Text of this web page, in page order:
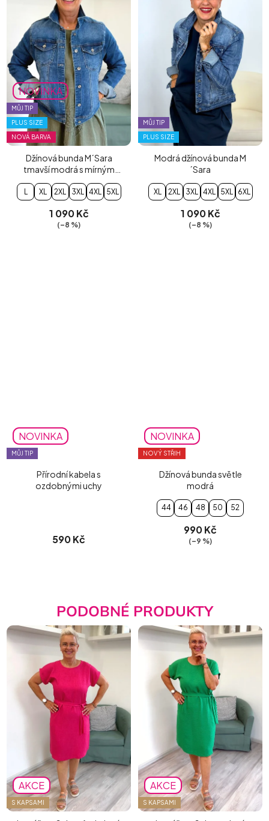
NOVINKA
MŮJ TIP
PLUS SIZE
NOVÁ BARVA
Džínová bunda M´Sara
tmavší modrá s mírným
šisováním
XL 2XL 3XL 4XL 5XL
1 090 Kč
(–8 %)
MŮJ TIP
PLUS SIZE
Modrá džínová bunda M
´Sara
XL 2XL 3XL 4XL 5XL 6XL
1 090 Kč
(–8 %)
NOVINKA
MŮJ TIP
Přírodní kabela s
ozdobnými uchy
590 Kč
NOVINKA
NOVÝ STŘIH
Džínová bunda světle
modrá
44 46 48 50 52
990 Kč
(–9 %)
PODOBNÉ PRODUKTY
AKCE
S KAPSAMI
AKCE
S KAPSAMI